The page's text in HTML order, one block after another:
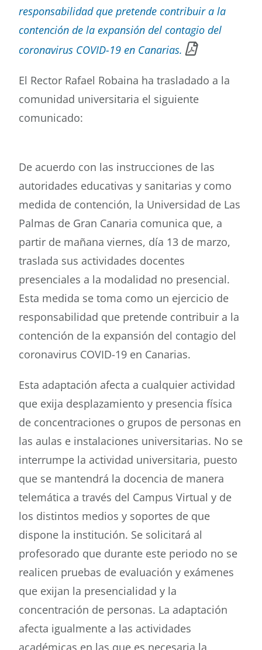
responsabilidad que pretende contribuir a la
contención de la expansión del contagio del
coronavirus COVID-19 en Canarias.
El Rector Rafael Robaina ha trasladado a la
comunidad universitaria el siguiente
comunicado:
De acuerdo con las instrucciones de las
autoridades educativas y sanitarias y como
medida de contención, la Universidad de Las
Palmas de Gran Canaria comunica que, a
partir de mañana viernes, día 13 de marzo,
traslada sus actividades docentes
presenciales a la modalidad no presencial.
Esta medida se toma como un ejercicio de
responsabilidad que pretende contribuir a la
contención de la expansión del contagio del
coronavirus COVID-19 en Canarias.
Esta adaptación afecta a cualquier actividad
que exija desplazamiento y presencia física
de concentraciones o grupos de personas en
las aulas e instalaciones universitarias. No se
interrumpe la actividad universitaria, puesto
que se mantendrá la docencia de manera
telemática a través del Campus Virtual y de
los distintos medios y soportes de que
dispone la institución. Se solicitará al
profesorado que durante este periodo no se
realicen pruebas de evaluación y exámenes
que exijan la presencialidad y la
concentración de personas. La adaptación
afecta igualmente a las actividades
académicas en las que es necesaria la